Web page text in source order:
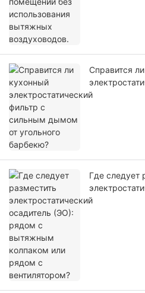
Справится
дымом от
Где следует
рядом с